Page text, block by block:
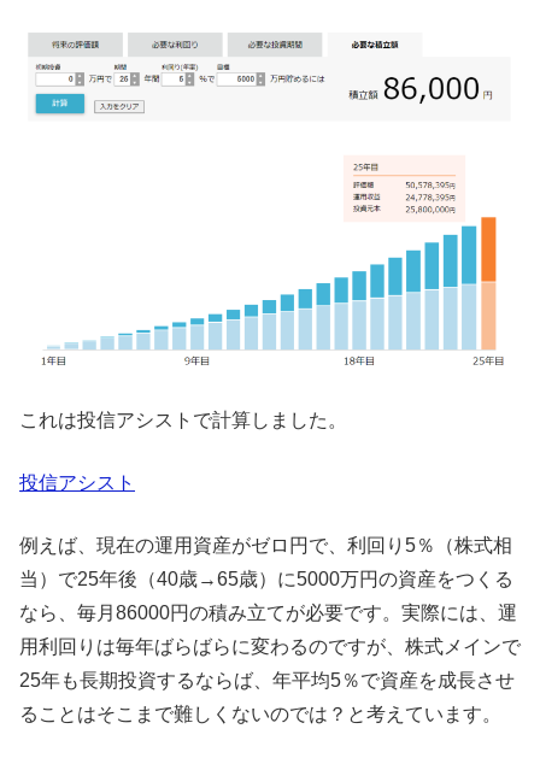
これは投信アシストで計算しました。
投信アシスト
例えば、現在の運用資産がゼロ円で、利回り5％（株式相
当）で25年後（40歳→65歳）に5000万円の資産をつくる
なら、毎月86000円の積み立てが必要です。実際には、運
用利回りは毎年ばらばらに変わるのですが、株式メインで
25年も長期投資するならば、年平均5％で資産を成長させ
ることはそこまで難しくないのでは？と考えています。